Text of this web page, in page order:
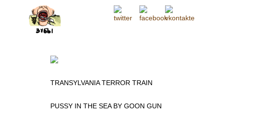
TRANSYLVANIA TERROR TRAIN
PUSSY IN THE SEA BY GOON GUN